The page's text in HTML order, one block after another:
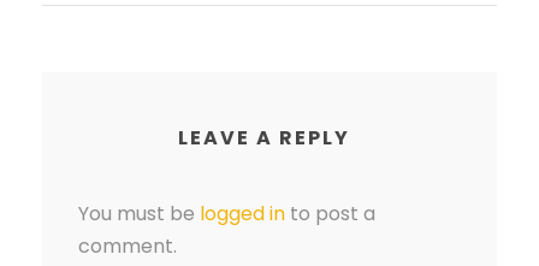
LEAVE A REPLY
You must be logged in to post a
comment.